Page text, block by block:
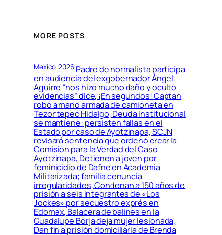
MORE POSTS
Mexico! 2026Padre de normalista participa
en audiencia del exgobernador Ángel
Aguirre “nos hizo mucho daño y ocultó
evidencias” dice, ¡En segundos! Captan
robo a mano armada de camioneta en
Tezontepec Hidalgo, Deuda institucional
se mantiene: persisten fallas en el
Estado por caso de Ayotzinapa, SCJN
revisará sentencia que ordenó crear la
Comisión para la Verdad del Caso
Ayotzinapa, Detienen a joven por
feminicidio de Dafne en Academia
Militarizada; familia denuncia
irregularidades, Condenan a 150 años de
prisión a seis integrantes de «Los
Jockes» por secuestro exprés en
Edomex, Balacera de balines en la
Guadalupe Borja deja mujer lesionada,
Dan fin a prisión domiciliaria de Brenda